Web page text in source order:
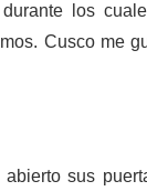
los
Cusco me
sus